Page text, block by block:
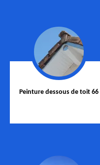
Peinture dessous de toit 66